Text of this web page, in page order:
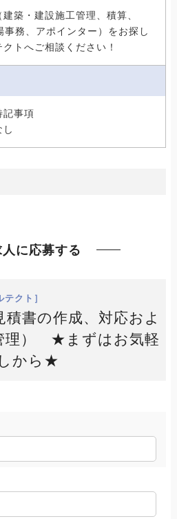
築・建設施工管理、積算、
務、アポインター）をお探し
トへご相談ください！
記事項
人に応募する
テクト］
書の作成、対応およ
理） ★まずはお気軽
から★